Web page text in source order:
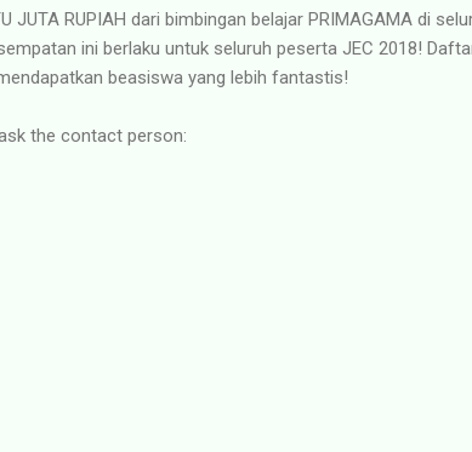
JUTA RUPIAH dari bimbingan belajar PRIMAGAMA di
ini berlaku untuk seluruh peserta JEC 2018!
beasiswa yang lebih fantastis!
the contact person: